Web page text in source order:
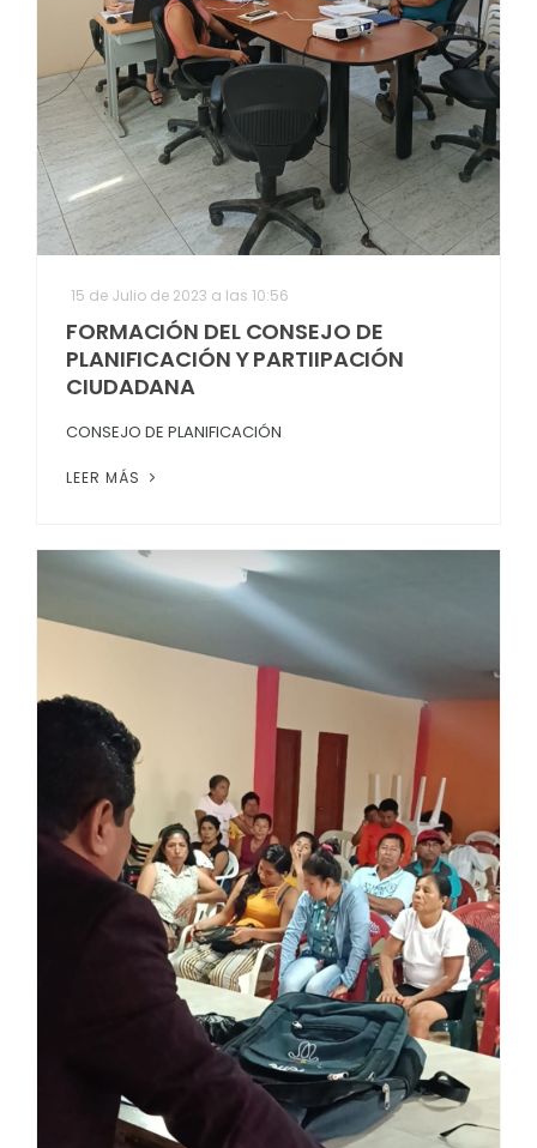
15 de Julio de 2023 a las 10:56
FORMACIÓN DEL CONSEJO DE
PLANIFICACIÓN Y PARTIIPACIÓN
CIUDADANA
CONSEJO DE PLANIFICACIÓN
LEER MÁS